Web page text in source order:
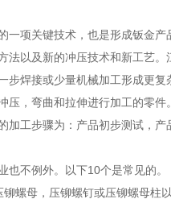
一项关键技术，也是形成钣金
以及新的冲压技术和新工艺。
步焊接或少量机械加工形成更
压，弯曲和拉伸进行加工的零件
加工步骤为：产品初步测试，
也不例外。以下10个是常见的。
螺母，压铆螺钉或压铆螺母柱